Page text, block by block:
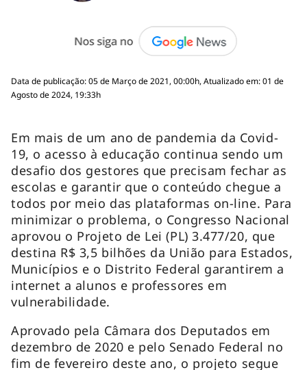
Data de publicação: 05 de Março de 2021, 00:00h, Atualizado em: 01 de
Agosto de 2024, 19:33h
Em mais de um ano de pandemia da Covid-
19, o acesso à educação continua sendo um
desafio dos gestores que precisam fechar as
escolas e garantir que o conteúdo chegue a
todos por meio das plataformas on-line. Para
minimizar o problema, o Congresso Nacional
aprovou o Projeto de Lei (PL) 3.477/20, que
destina R$ 3,5 bilhões da União para Estados,
Municípios e o Distrito Federal garantirem a
internet a alunos e professores em
vulnerabilidade.
Aprovado pela Câmara dos Deputados em
dezembro de 2020 e pelo Senado Federal no
fim de fevereiro deste ano, o projeto segue